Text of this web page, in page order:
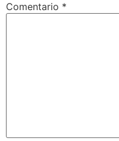
Comentario *